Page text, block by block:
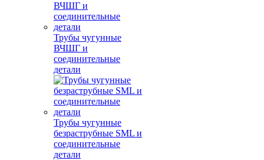
Трубы чугунные
ВЧШГ и
соединительные
детали
Трубы чугунные
безраструбные SML и
соединительные
детали